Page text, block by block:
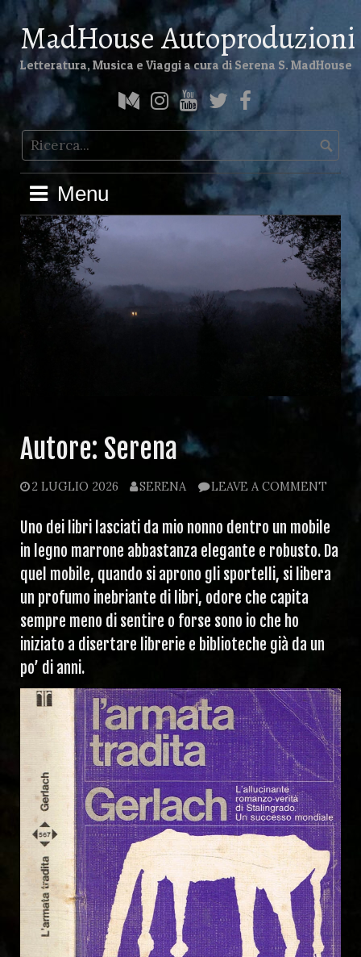
Skip
content
MadHouse Autoproduzioni
Letteratura, Musica e Viaggi a cura di Serena S. MadHouse
MediumInstagramYouTubeTwitterFacebook
Menu
Autore: Serena
2 LUGLIO 2026 SERENA LEAVE A COMMENT
Uno dei libri lasciati da mio nonno dentro un mobile
in legno marrone abbastanza elegante e robusto. Da
quel mobile, quando si aprono gli sportelli, si libera
un profumo inebriante di libri, odore che capita
sempre meno di sentire o forse sono io che ho
iniziato a disertare librerie e biblioteche già da un
po’ di anni.